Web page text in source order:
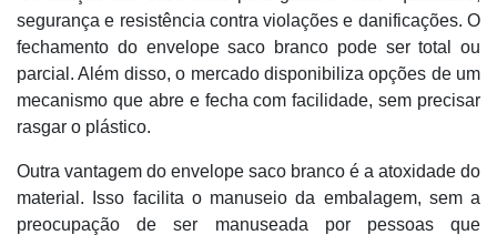
segurança e resistência contra violações e danificações. O
fechamento do envelope saco branco pode ser total ou
parcial. Além disso, o mercado disponibiliza opções de um
mecanismo que abre e fecha com facilidade, sem precisar
rasgar o plástico.
Outra vantagem do envelope saco branco é a atoxidade do
material. Isso facilita o manuseio da embalagem, sem a
preocupação de ser manuseada por pessoas que